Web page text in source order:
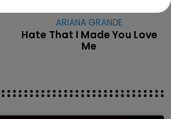
ARIANA GRANDE
Hate That I Made You Love
Me